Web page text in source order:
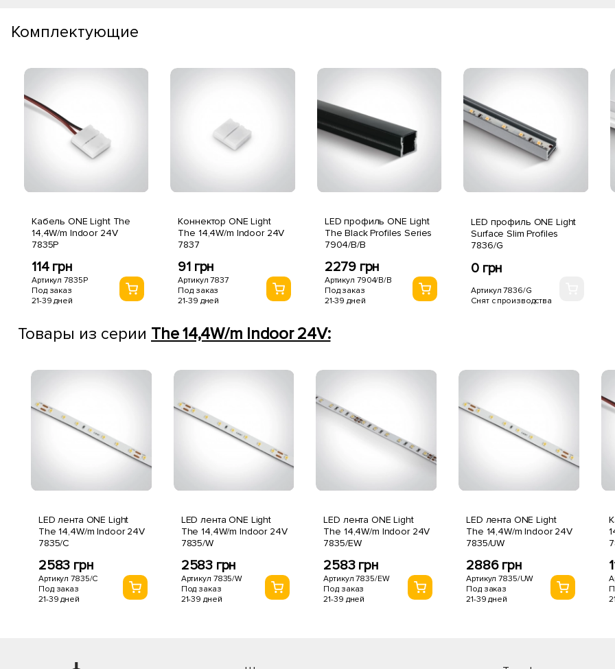
Комплектующие
Кабель ONE Light The
14,4W/m Indoor 24V
7835P
114 грн
Артикул 7835P
Под заказ
21-39 дней
Коннектор ONE Light
The 14,4W/m Indoor 24V
7837
91 грн
Артикул 7837
Под заказ
21-39 дней
LED профиль ONE Light
The Black Profiles Series
7904/B/B
2279 грн
Артикул 7904/B/B
Под заказ
21-39 дней
LED профиль ONE Light
Surface Slim Profiles
7836/G
0 грн
Артикул 7836/G
Снят с производства
Товары из серии The 14,4W/m Indoor 24V:
LED лента ONE Light
The 14,4W/m Indoor 24V
7835/C
2583 грн
Артикул 7835/C
Под заказ
21-39 дней
LED лента ONE Light
The 14,4W/m Indoor 24V
7835/W
2583 грн
Артикул 7835/W
Под заказ
21-39 дней
LED лента ONE Light
The 14,4W/m Indoor 24V
7835/EW
2583 грн
Артикул 7835/EW
Под заказ
21-39 дней
LED лента ONE Light
The 14,4W/m Indoor 24V
7835/UW
2886 грн
Артикул 7835/UW
Под заказ
21-39 дней